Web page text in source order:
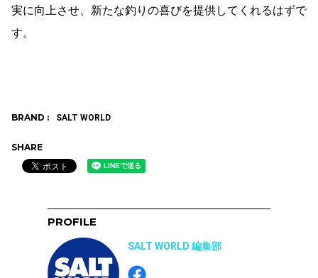
実に向上させ、新たな釣りの喜びを提供してくれるはずで
す。
BRAND : SALT WORLD
SHARE
PROFILE
SALT WORLD 編集部